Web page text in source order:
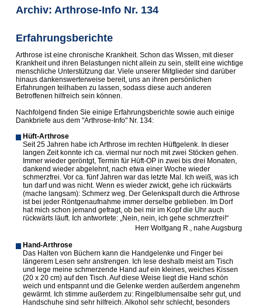
Archiv: Arthrose-Info Nr. 134
Erfahrungsberichte
Arthrose ist eine chronische Krankheit. Schon das Wissen, mit dieser
Krankheit und ihren Belastungen nicht allein zu sein, stellt eine wichtige
menschliche Unterstützung dar. Viele unserer Mitglieder sind darüber
hinaus dankenswerterweise bereit, uns an ihren persönlichen
Erfahrungen teilhaben zu lassen, sodass diese auch anderen
Betroffenen hilfreich sein können.
Nachfolgend finden Sie einige Erfahrungsberichte sowie auch einige
Dankbriefe aus dem "Arthrose-Info" Nr. 134:
Hüft-Arthrose
Seit 25 Jahren habe ich Arthrose im rechten Hüftgelenk. In dieser
langen Zeit konnte ich ca. viermal nur noch mit zwei Stöcken gehen.
Immer wieder geröntgt, Termin für Hüft-OP in zwei bis drei Monaten,
dankend wieder abgelehnt, nach etwa einer Woche wieder
schmerzfrei. Vor ca. fünf Jahren war das letzte Mal. Ich weiß, was ich
tun darf und was nicht. Wenn es wieder zwickt, gehe ich rückwärts
(mache langsam): Schmerz weg. Der Gelenkspalt durch die Arthrose
ist bei jeder Röntgenaufnahme immer derselbe geblieben. Im Dorf
hat mich schon jemand gefragt, ob bei mir im Kopf die Uhr auch
rückwärts läuft. Ich antwortete: „Nein, nein, ich gehe schmerzfrei!“
Herr Wolfgang R., nahe Augsburg
Hand-Arthrose
Das Halten von Büchern kann die Handgelenke und Finger bei
längerem Lesen sehr anstrengen. Ich lese deshalb meist am Tisch
und lege meine schmerzende Hand auf ein kleines, weiches Kissen
(20 x 20 cm) auf den Tisch. Auf diese Weise liegt die Hand schön
weich und entspannt und die Gelenke werden außerdem angenehm
gewärmt. Ich stimme außerdem zu: Ringelblumensalbe sehr gut, und
Handschuhe sind sehr hilfreich. Alkohol sehr schlecht, besonders